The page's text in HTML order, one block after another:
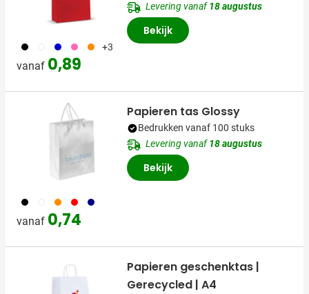
001 002 005 017 007 +3
vanaf 0,89
Levering vanaf18 augustus
Bekijk
001 002 007 008 307
vanaf 0,74
Papieren tas Glossy
Bedrukken vanaf 100 stuks
Levering vanaf18 augustus
Bekijk
Papieren geschenktas |
Gerecycled | A4